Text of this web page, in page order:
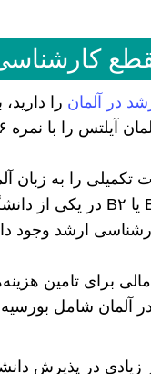
در آلمان را
تکمیلی را به زبان
ارشد وجود
برای تامین
آلمان شامل
در پذیرش